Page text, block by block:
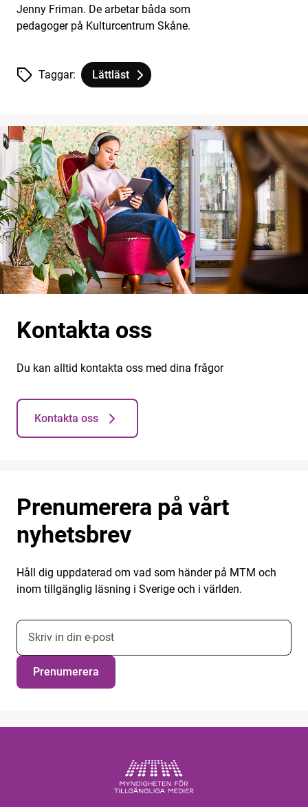
Jenny Friman. De arbetar båda som
pedagoger på Kulturcentrum Skåne.
Taggar: Tagg
Lättläst
tillhör
Handledning till Alla hjärtans dag av Anna
Kontakta oss
Du kan alltid kontakta oss med dina frågor
Kontakta oss
Prenumerera på vårt
nyhetsbrev
Håll dig uppdaterad om vad som händer på MTM och
inom tillgänglig läsning i Sverige och i världen.
E-postadress nyhetsbrevsprenumeration
Prenumerera